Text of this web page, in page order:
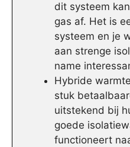
dit systeem
gas af. Het is
systeem en je
aan strenge
name
Hybride
stuk
uitstekend bij
goede
functioneert